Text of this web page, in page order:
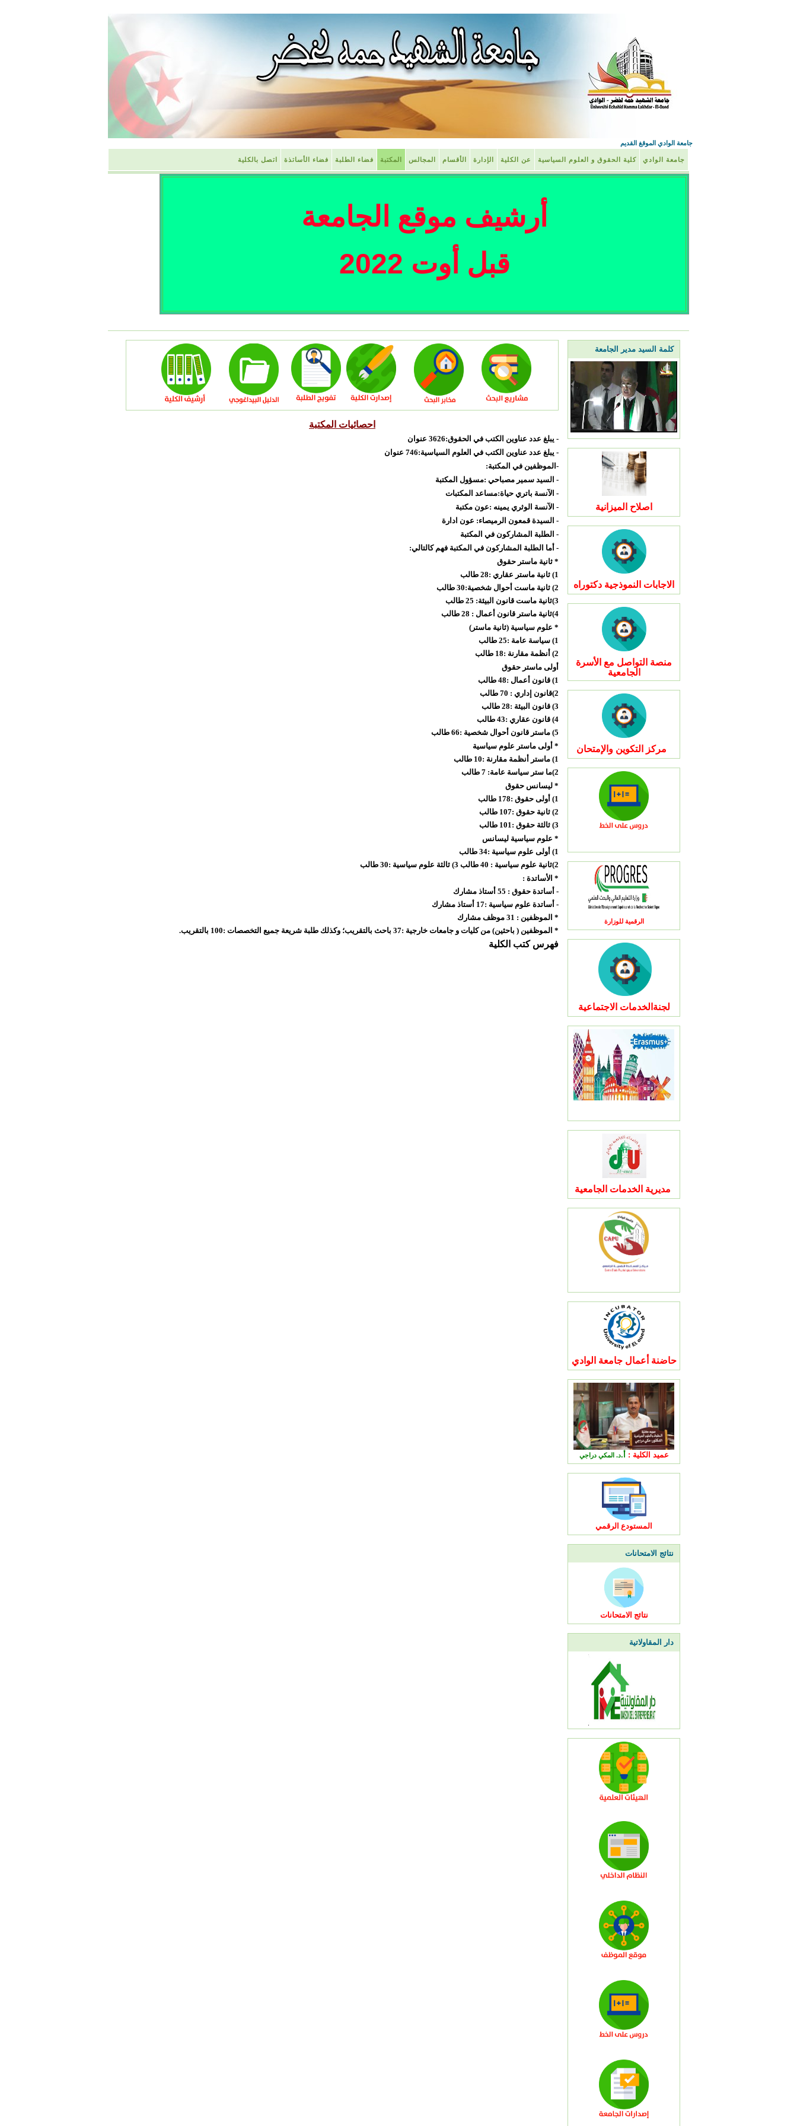
جامعة الوادي الموقغ القديم
جامعة الوادي كلية الحقوق و العلوم السياسية عن الكلية الإدارة الأقسام المجالس المكتبة فضاء الطلبة فضاء الأساتذة اتصل بالكلية
أرشيف موقع الجامعة
قبل أوت 2022
كلمة السيد مدير الجامعة
اصلاح الميزانية
الاجابات النموذجية دكتوراه
منصة التواصل مع الأسرة
الجامعية
مركز التكوين والإمتحان
الرقمية للوزارة
لجنةالخدمات الاجتماعية
مديرية الخدمات الجامعية
حاضنة أعمال جامعة الوادي
عميد الكلية : أ.د. المكي دراجي
المستودع الرقمي
نتائج الامتحانات
نتائج الامتحانات
دار المقاولاتية
احصائيات المكتبة
- يبلغ عدد عناوين الكتب في الحقوق:3626 عنوان
- يبلغ عدد عناوين الكتب في العلوم السياسية:746 عنوان
-الموظفين في المكتبة:
- السيد سمير مصباحي :مسؤول المكتبة
- الآنسة باتري حياة:مساعد المكتبات
- الآنسة الوثري يمينه :عون مكتبة
- السيدة قمعون الرميصاء: عون ادارة
- الطلبة المشاركون في المكتبة
- أما الطلبة المشاركون في المكتبة فهم كالتالي:
* ثانية ماستر حقوق
1) ثانية ماستر عقاري :28 طالب
2) ثانية ماست أحوال شخصية:30 طالب
3)ثانية ماست قانون البيئة: 25 طالب
4)ثانية ماستر قانون أعمال : 28 طالب
* علوم سياسية (ثانية ماستر)
1) سياسة عامة :25 طالب
2) أنظمة مقارنة :18 طالب
أولى ماستر حقوق
1) قانون أعمال :48 طالب
2)قانون إداري : 70 طالب
3) قانون البيئة :28 طالب
4) قانون عقاري :43 طالب
5) ماستر قانون أحوال شخصية :66 طالب
* أولى ماستر علوم سياسية
1) ماستر أنظمة مقارنة :10 طالب
2)ما ستر سياسة عامة: 7 طالب
* ليسانس حقوق
1) أولى حقوق :178 طالب
2) ثانية حقوق :107 طالب
3) ثالثة حقوق :101 طالب
* علوم سياسية ليسانس
1) أولى علوم سياسية :34 طالب
2)ثانية علوم سياسية : 40 طالب 3) ثالثة علوم سياسية :30 طالب
* الأساتدة :
- أساتدة حقوق : 55 أستاذ مشارك
- أساتدة علوم سياسية :17 أستاذ مشارك
* الموظفين : 31 موظف مشارك
* الموظفين ( باحثين) من كليات و جامعات خارجية :37 باحث بالتقريب؛ وكذلك طلبة شريعة جميع التخصصات :100 بالتقريب.
فهرس كتب الكلية